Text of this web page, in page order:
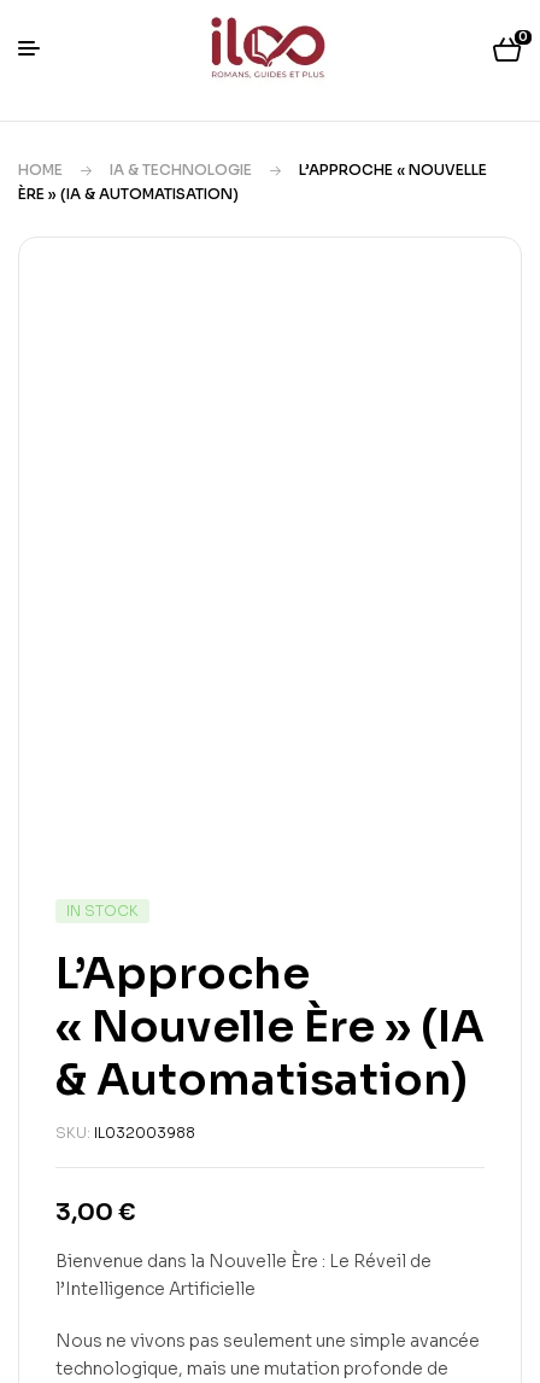
0
HOME IA & TECHNOLOGIE
L’APPROCHE « NOUVELLE
ÈRE » (IA & AUTOMATISATION)
IN STOCK
L’Approche
« Nouvelle Ère » (IA
& Automatisation)
SKU: IL032003988
3,00 €
Bienvenue dans la Nouvelle Ère : Le Réveil de
l’Intelligence Artificielle
Nous ne vivons pas seulement une simple avancée
technologique, mais une mutation profonde de